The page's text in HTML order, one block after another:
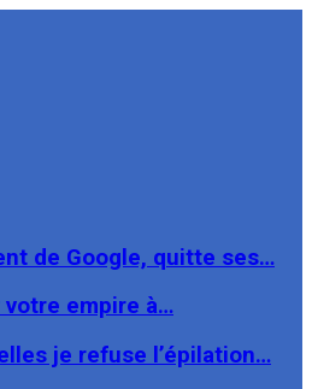
de Google, quitte ses…
empire à…
je refuse l’épilation…